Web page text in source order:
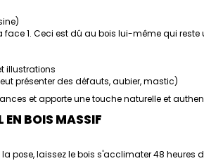
1. Ceci est dû au bois lui-même qui reste
illustrations
présenter des défauts, aubier, mastic)
et apporte une touche naturelle et
EN BOIS MASSIF
pose, laissez le bois s'acclimater 48